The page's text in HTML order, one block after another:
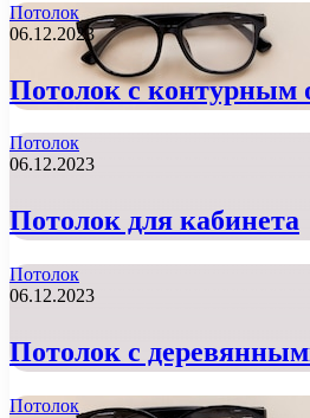
Потолок
06.12.2023
Потолок с контурным
Потолок
06.12.2023
Потолок для кабинета
Потолок
06.12.2023
Потолок с
Потолок